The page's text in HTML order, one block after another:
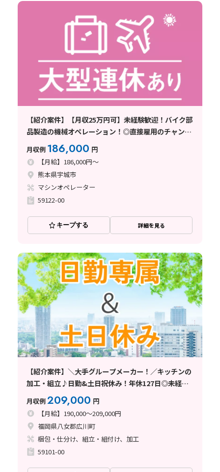
【紹介案件】【月収25万円可】未経験歓迎！バイク部
品製造の機械オペレーション！◎直接雇用のチャンス
月収例 186,000 円
【月給】186,000円～
熊本県宇城市
マシンオペレーター
59122-00
キープする 詳細を見る
【紹介案件】＼大手グループメーカー！／キッチンの
加工・組立♪日勤&土日祝休み！年休127日◎未経験
月収例209,000 円
【月給】190,000～209,000円
福岡県八女郡広川町
梱包・仕分け、組立・組付け、加工
59101-00